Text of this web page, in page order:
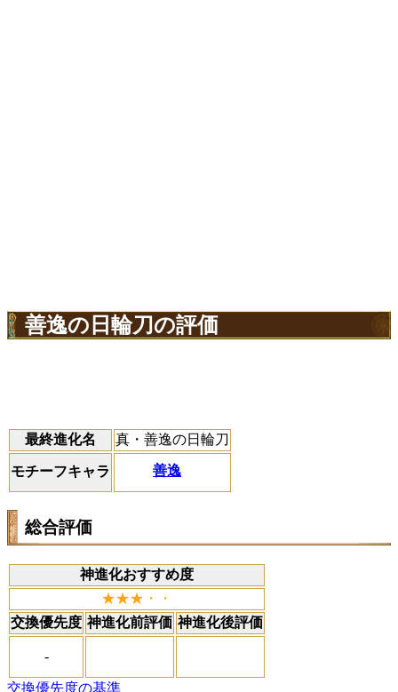
善逸の日輪刀の評価
最終進化名 真・善逸の日輪刀
モチーフキャラ 善逸
総合評価
神進化おすすめ度
★★★・・
交換優先度 神進化前評価 神進化後評価
-
交換優先度の基準